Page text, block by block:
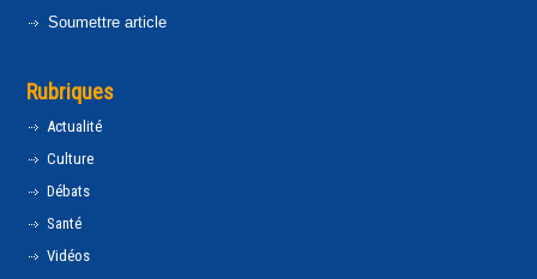
Soumettre article
Rubriques
Actualité
Culture
Débats
Santé
Vidéos